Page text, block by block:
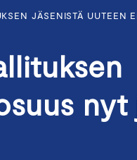
JÄSENISTÄ
nyt